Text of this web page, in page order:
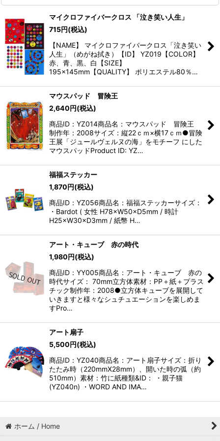
マイクロファイバークロス 「泣き笑い人生」
715円(税込)
【NAME】 マイクロファイバークロス「泣き笑い
人生」（めがね拭き）【ID】 YZ019【COLOR】
赤、青、黒、白【SIZE】
195×145mm【QUALITY】 ポリエステル80％…
マウスパッド 冒険王
2,640円(税込)
商品ID：YZ014商品名：マウスパッド 冒険王
制作年：2008サイズ：縦22ｃｍ×横17ｃｍ●冒険
王展「ジュールヴェルヌの海」をモチーフ にした
マウスパッドProduct ID: YZ…
福福ステッカー
1,870円(税込)
商品ID：YZ056商品名：福福ステッカーサイズ：
・Bardot ( 女性 H78×W50×D5mm / 時計
H25×W30×D3mm / 紙幣 H…
アート・キューブ 赤の時代
1,980円(税込)
商品ID：YY005商品名：アート・キューブ 赤の
時代サイズ： 70mm立方体素材：PP＋紙＋プラス
チック制作年：2008●立方体キューブを展開して
いきますと様々なシュチュエーションを楽しめま
すPro…
アート扇子
5,500円(税込)
商品ID：YZ040商品名：アート扇子サイズ：折り
たたみ時（220mmX28mm）、開いた時の弧（約
510mm）素材：竹に紙種類&ID： ・親子猫
(YZ040n) ・WORD AND IMA…
ホーム / Home